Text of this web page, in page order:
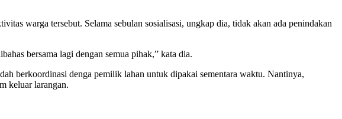
warga tersebut. Selama sebulan sosialisasi, ungkap dia, tidak akan ada penindakan
bersama lagi dengan semua pihak,” kata dia.
berkoordinasi denga pemilik lahan untuk dipakai sementara waktu. Nantinya,
keluar larangan.